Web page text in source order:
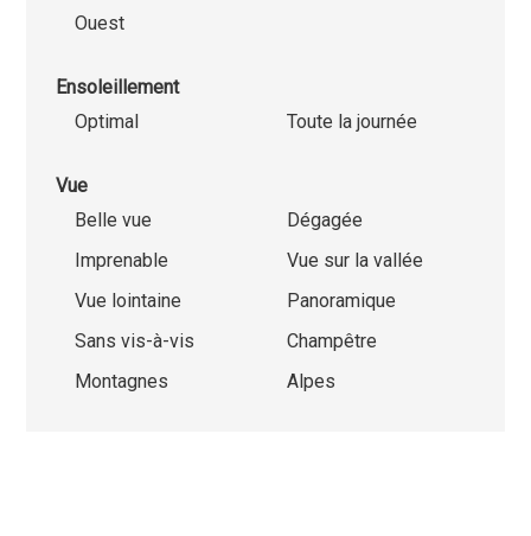
Ouest
Ensoleillement
Optimal
Toute la journée
Vue
Belle vue
Dégagée
Imprenable
Vue sur la vallée
Vue lointaine
Panoramique
Sans vis-à-vis
Champêtre
Montagnes
Alpes